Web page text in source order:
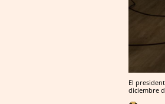
El
diciembre